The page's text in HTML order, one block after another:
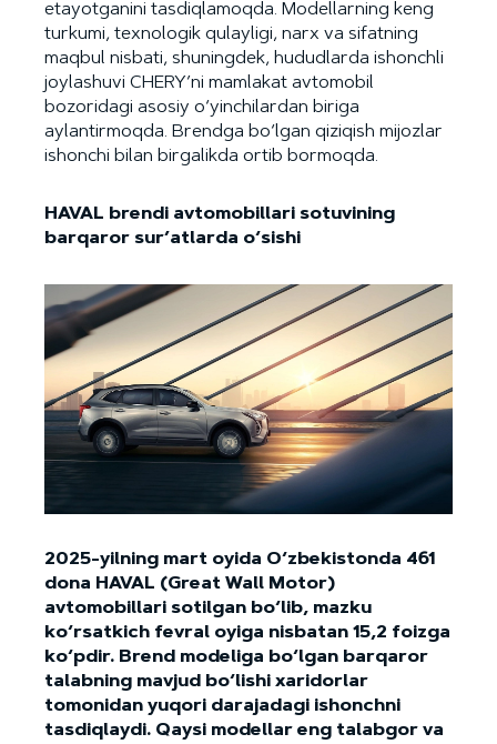
etayotganini tasdiqlamoqda. Modellarning keng
turkumi, texnologik qulayligi, narx va sifatning
maqbul nisbati, shuningdek, hududlarda ishonchli
joylashuvi CHERY’ni mamlakat avtomobil
bozoridagi asosiy o‘yinchilardan biriga
aylantirmoqda. Brendga bo‘lgan qiziqish mijozlar
ishonchi bilan birgalikda ortib bormoqda.
HAVAL brendi avtomobillari sotuvining
barqaror sur’atlarda o‘sishi
2025-yilning mart oyida O‘zbekistonda 461
dona HAVAL (Great Wall Motor)
avtomobillari sotilgan bo‘lib, mazku
ko‘rsatkich fevral oyiga nisbatan 15,2 foizga
ko‘pdir. Brend modeliga bo‘lgan barqaror
talabning mavjud bo‘lishi xaridorlar
tomonidan yuqori darajadagi ishonchni
tasdiqlaydi. Qaysi modellar eng talabgor va